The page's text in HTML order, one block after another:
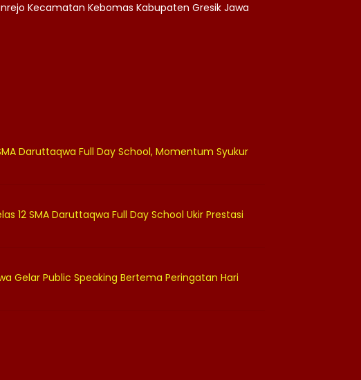
Kecamatan Kebomas Kabupaten Gresik Jawa
Daruttaqwa Full Day School, Momentum Syukur
12 SMA Daruttaqwa Full Day School Ukir Prestasi
Gelar Public Speaking Bertema Peringatan Hari